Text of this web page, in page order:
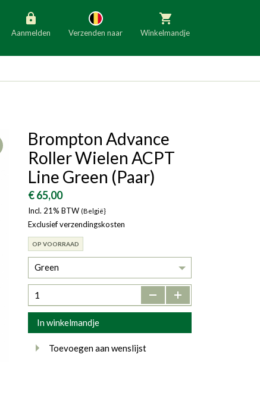
Aanmelden Verzenden naar
Slovenië Italië
Denemarken Finland
Bulgarije
Winkelmandje
Open
Brompton Advance
Roller Wielen ACPT
Line Green (Paar)
€ 65,00
Incl. 21% BTW (België}
Exclusief verzendingskosten
OP VOORRAAD
Green
- +
In winkelmandje
Toevoegen aan wenslijst